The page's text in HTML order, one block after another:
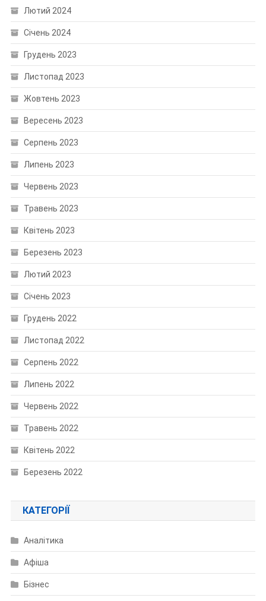
Лютий 2024
Січень 2024
Грудень 2023
Листопад 2023
Жовтень 2023
Вересень 2023
Серпень 2023
Липень 2023
Червень 2023
Травень 2023
Квітень 2023
Березень 2023
Лютий 2023
Січень 2023
Грудень 2022
Листопад 2022
Серпень 2022
Липень 2022
Червень 2022
Травень 2022
Квітень 2022
Березень 2022
КАТЕГОРІЇ
Аналітика
Афіша
Бізнес